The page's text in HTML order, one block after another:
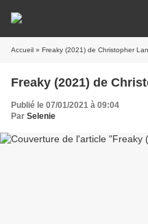
Accueil » Freaky (2021) de Christopher
Freaky (2021) de
Publié le 07/01/2021 à 09:04
Par Selenie